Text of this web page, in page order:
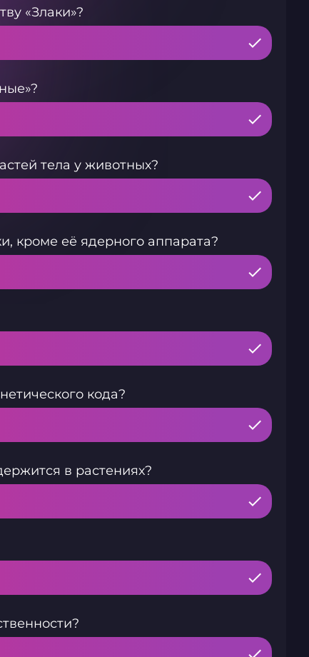
«Злаки»?
тела у животных?
кроме её ядерного аппарата?
кода?
в растениях?